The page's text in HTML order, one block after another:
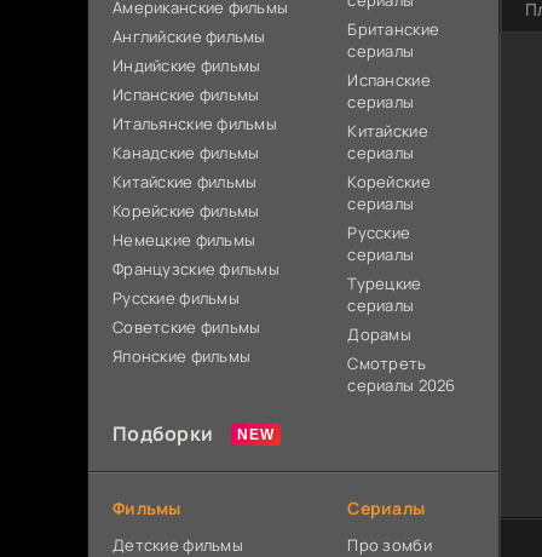
Американские фильмы
Английские фильмы
Индийские фильмы
Испанские фильмы
Итальянские фильмы
Канадские фильмы
Китайские фильмы
Корейские фильмы
Немецкие фильмы
Французские фильмы
Русские фильмы
Советские фильмы
Японские фильмы
Британские
сериалы
Испанские
сериалы
Китайские
сериалы
Корейские
сериалы
Русские
сериалы
Турецкие
сериалы
Дорамы
Смотреть
сериалы 2026
Подборки
Фильмы
Детские фильмы
Сериалы
Про зомби